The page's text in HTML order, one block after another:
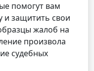
помогут вам
защитить свои
жалоб на
произвола
судебных